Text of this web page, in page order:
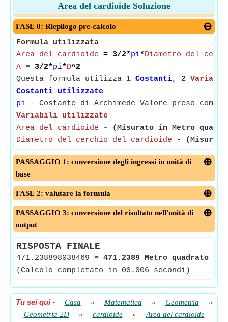
Area del cardioide Soluzione
FASE 0: Riepilogo pre-calcolo
Formula utilizzata
Area del cardioide = 3/2*pi*Diametro del
A = 3/2*pi*D^2
Questa formula utilizza 1 Costanti, 2
Costanti utilizzate
pi - Costante di Archimede Valore preso come
Variabili utilizzate
Area del cardioide -
(Misurato in Metro
Diametro del cerchio del cardioide -
PASSAGGIO 1: conversione degli ingressi in unità di
base
FASE 2: valutare la formula
PASSAGGIO 3: conversione del risultato nell'unità di
output
RISPOSTA FINALE
471.238898038469 ≈ 471.2389 Metro quadrato
(Calcolo completato in 00.006 secondi)
Tu sei qui- Casa » Matematica » Geometria
»
Geometria 2D
» cardioide »
Area del cardioide